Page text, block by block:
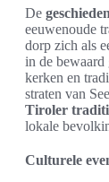
De
eeuwenoude
dorp zich als
in de bewaard
kerken en
straten van
Tiroler
lokale
Culturele